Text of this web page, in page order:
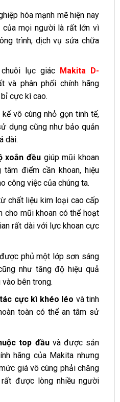
hóa mạnh mẽ hiện nay
của mọi người là rất lớn vì
trình, dịch vụ sửa chữa
lục giác
Makita D-
và phân phối chính hãng
cực kì cao.
vô cùng nhỏ gọn tinh tế,
dụng cũng như bảo quản
dài.
xoắn đềugiúp mũi khoan
điểm cần khoan, hiệu
công việc của chúng ta.
chất liệu kim loại cao cấp
cho mũi khoan có thể hoạt
rất dài với lực khoan cực
phủ một lớp sơn sáng
như tăng độ hiệu quả
bên trong.
cực kì khéo léo và tinh
toàn có thể an tâm sử
top đầuvà được sản
hãng của Makita nhưng
giá vô cùng phải chăng
được lòng nhiều người